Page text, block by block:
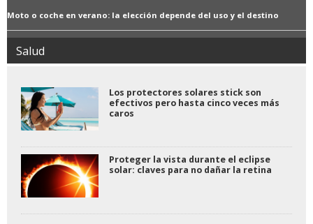
Moto o coche en verano: la elección depende del uso y el destino
Salud
Los protectores solares stick son
efectivos pero hasta cinco veces más
caros
Proteger la vista durante el eclipse
solar: claves para no dañar la retina